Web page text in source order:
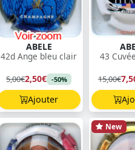
ABELE
42d Ange bleu clair
5,00€2,50€ -50%
Ajouter
43
15,00€
New